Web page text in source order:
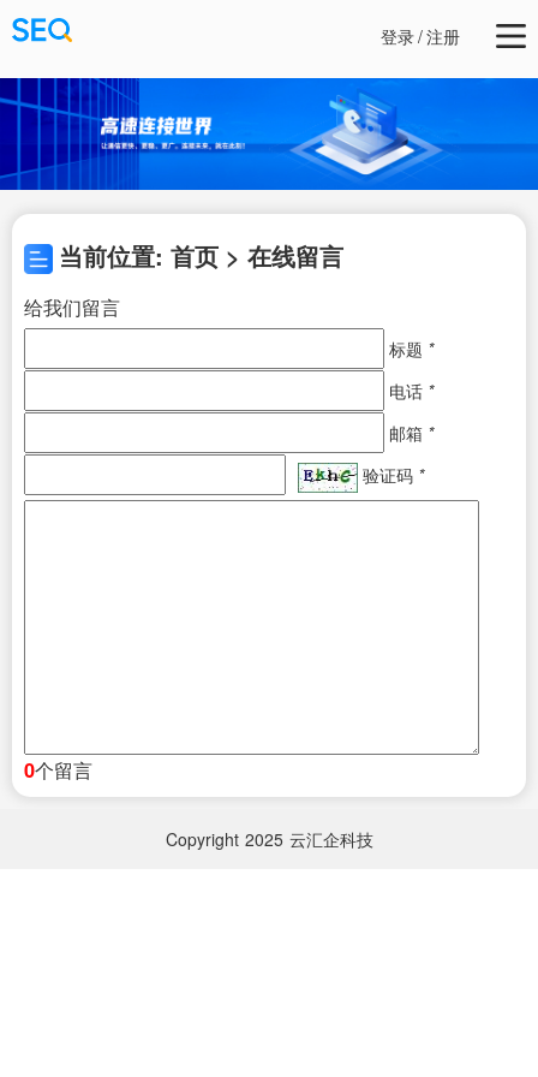
登录/注册
当前位置: 首页 > 在线留言
给我们留言
标题 *
电话 *
邮箱 *
验证码 *
0个留言
Copyright 2025 云汇企科技